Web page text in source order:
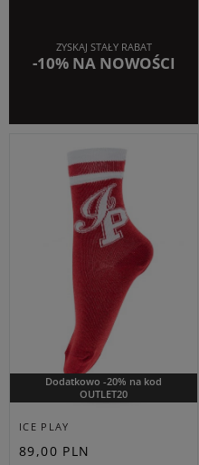
ZYSKAJ STAŁY RABAT
-10% NA NOWOŚCI
Dodatkowo -20% na kod
OUTLET20
ICE PLAY
89,00 PLN